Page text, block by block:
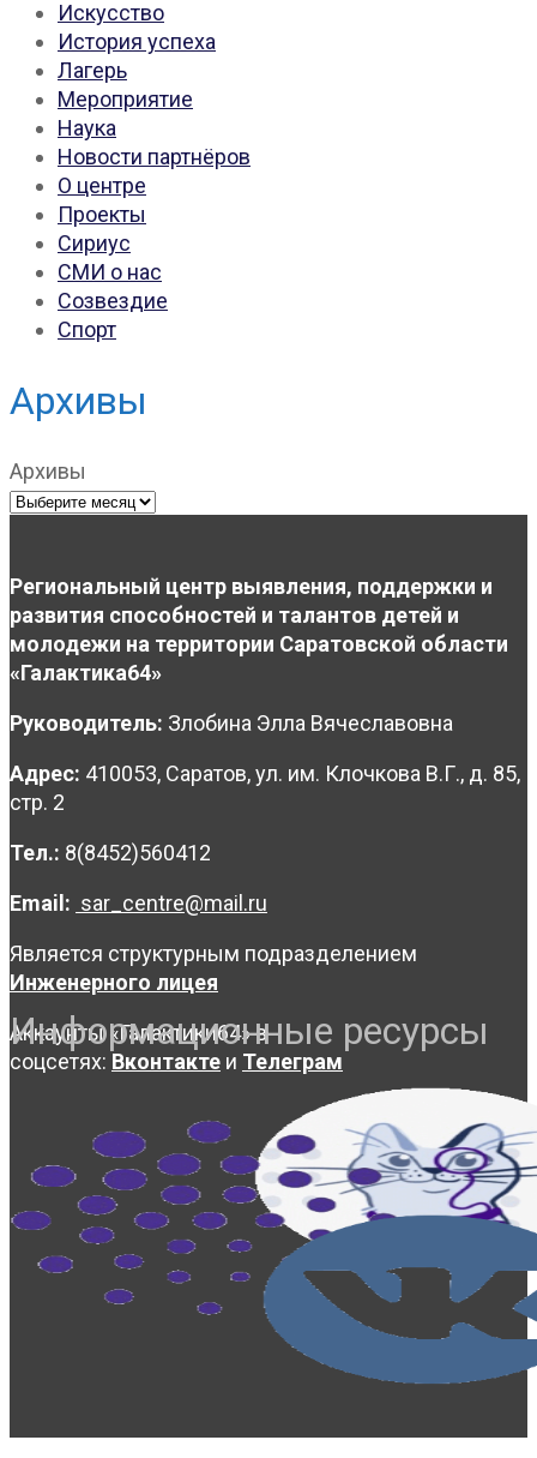
Искусство
История успеха
Лагерь
Мероприятие
Наука
Новости партнёров
О центре
Проекты
Сириус
СМИ о нас
Созвездие
Спорт
Архивы
Архивы
Региональный центр выявления, поддержки и
развития способностей и талантов детей и
молодежи на территории Саратовской области
«Галактика64»
Руководитель: Злобина Элла Вячеславовна
Адрес: 410053, Саратов, ул. им. Клочкова В.Г., д. 85,
стр. 2
Тел.: 8(8452)560412
Email: sar_centre@mail.ru
Является структурным подразделением
Инженерного лицея
Аккаунты «Галактики64» в
соцсетях: Вконтакте и Телеграм
Информационные ресурсы